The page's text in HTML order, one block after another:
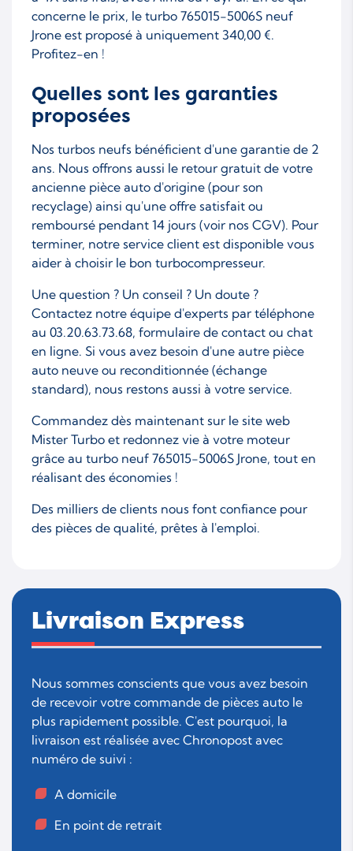
concerne le prix, le turbo 765015-5006S neuf
Jrone est proposé à uniquement 340,00 €.
Profitez-en !
Quelles sont les garanties
proposées
Nos turbos neufs bénéficient d'une garantie de 2
ans. Nous offrons aussi le retour gratuit de votre
ancienne pièce auto d'origine (pour son
recyclage) ainsi qu'une offre satisfait ou
remboursé pendant 14 jours (voir nos CGV). Pour
terminer, notre service client est disponible vous
aider à choisir le bon turbocompresseur.
Une question ? Un conseil ? Un doute ?
Contactez notre équipe d'experts par téléphone
au 03.20.63.73.68, formulaire de contact ou chat
en ligne. Si vous avez besoin d'une autre pièce
auto neuve ou reconditionnée (échange
standard), nous restons aussi à votre service.
Commandez dès maintenant sur le site web
Mister Turbo et redonnez vie à votre moteur
grâce au turbo neuf 765015-5006S Jrone, tout en
réalisant des économies !
Des milliers de clients nous font confiance pour
des pièces de qualité, prêtes à l'emploi.
Livraison Express
Nous sommes conscients que vous avez besoin
de recevoir votre commande de pièces auto le
plus rapidement possible. C'est pourquoi, la
livraison est réalisée avec Chronopost avec
numéro de suivi :
A domicile
En point de retrait